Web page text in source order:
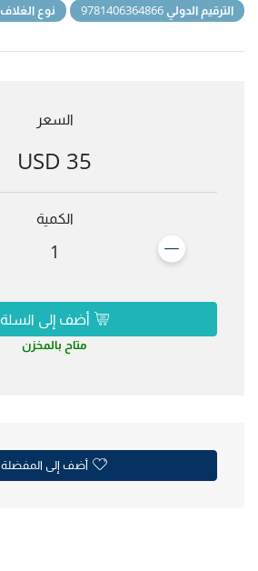
الترقيم الدولي نوع الغلاف
السعر
35 USD
الكمية
1
أضف إلى السلة
متاح بالمخزن
أضف إلى المفضلة